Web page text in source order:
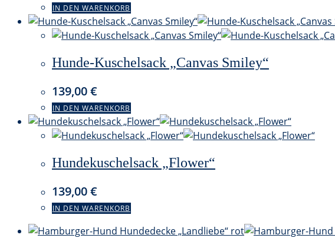
IN DEN WARENKORB
Hunde-Kuschelsack „Canvas Smiley“
139,00€
IN DEN WARENKORB
Hundekuschelsack „Flower“
139,00€
IN DEN WARENKORB